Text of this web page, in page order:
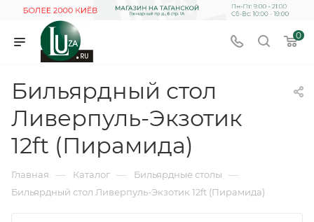
0
Бильярдный стол
Ливерпуль-Экзотик
12ft (Пирамида)
Главная — Каталог — Бильярдные столы —
Бильярдный стол Ливерпуль-Экзотик 12ft (Пирамида)